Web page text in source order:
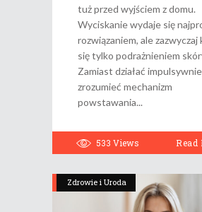
tuż przed wyjściem z domu.
Wyciskanie wydaje się
rozwiązaniem, ale zazwyczaj
się tylko podrażnieniem
Zamiast działać
zrozumieć mechanizm
powstawania
533 Views Read
Zdrowie i Uroda